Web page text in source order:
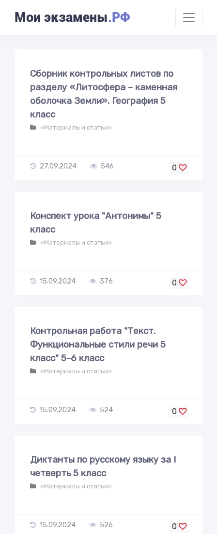
Мои экзамены.РФ
Сборник контрольных листов по
разделу «Литосфера – каменная
оболочка Земли». География 5
класс
«Материалы и статьи»
27.09.2024 546 0
Конспект урока "Антонимы" 5
класс
«Материалы и статьи»
15.09.2024 376 0
Контрольная работа "Текст.
Функциональные стили речи 5
класс" 5-6 класс
«Материалы и статьи»
15.09.2024 524 0
Диктанты по русскому языку за I
четверть 5 класс
«Материалы и статьи»
15.09.2024 526 0